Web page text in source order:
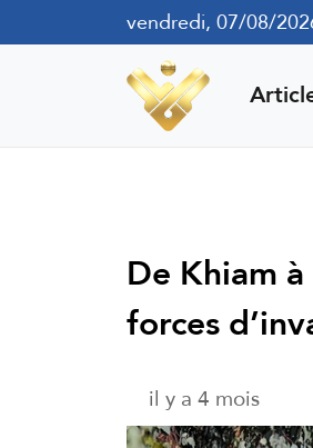
vendredi, 07/08/
De Khiam
forces
il y a 4 mois